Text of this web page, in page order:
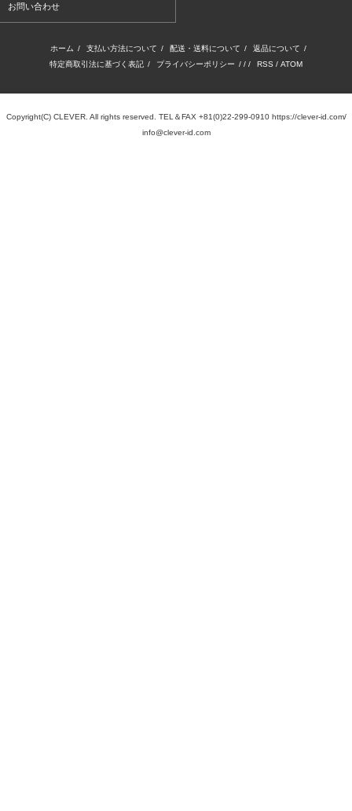
お問い合わせ
ホーム / 支払い方法について / 配送・送料について / 返品について /
特定商取引法に基づく表記 / プライバシーポリシー / / / RSS / ATOM
Copyright(C) CLEVER. All rights reserved. TEL＆FAX +81(0)22-299-0910 https://clever-id.com/
info@clever-id.com